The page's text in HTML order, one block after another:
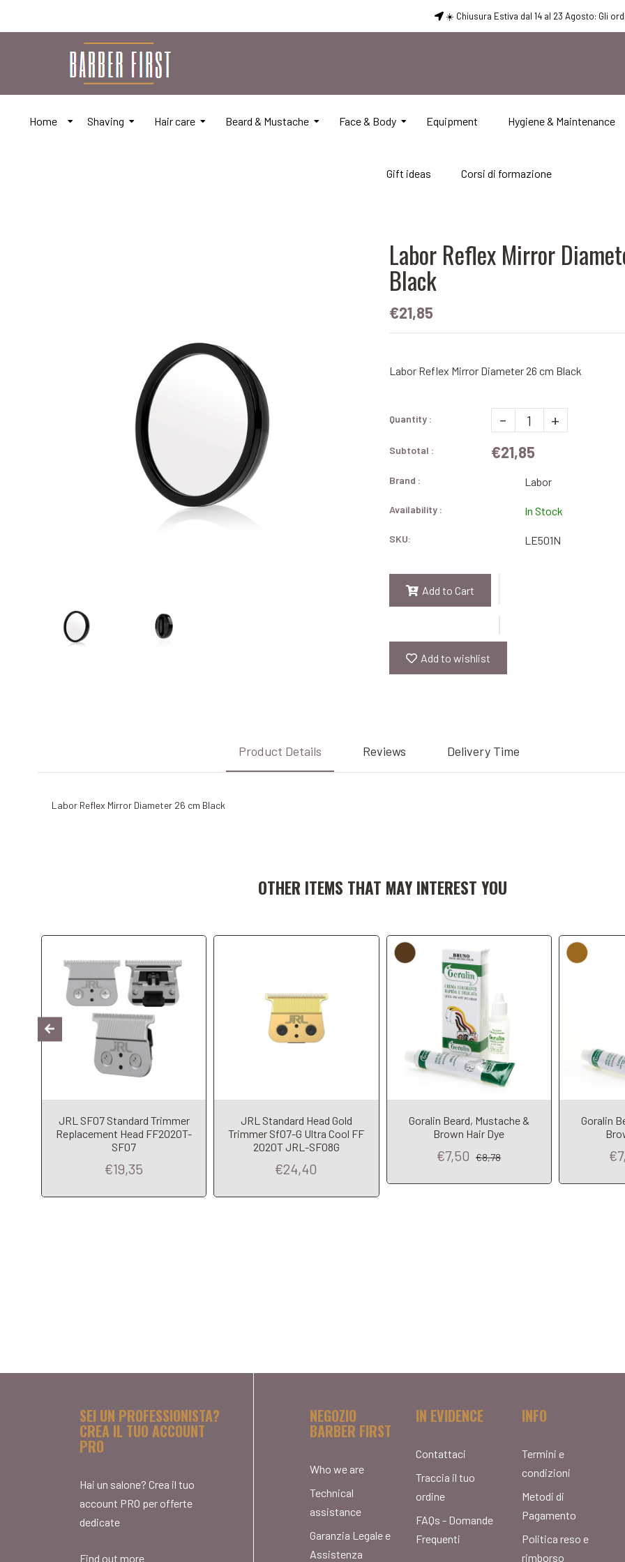
☀️ Chiusura Estiva dal 14 al 23 Agosto: Gli
Home Shaving Hair care Beard & Mustache Face & Body Equipment Hygiene & Maintenance
Gift ideas Corsi di formazione
Labor Reflex Mirror
Black
€21,85
Labor Reflex Mirror Diameter 26 cm Black
Quantity : - +
Subtotal : €21,85
Brand : Labor
Availability : In Stock
SKU: LE501N
Add to Cart
Add to wishlist
Product Details Reviews Delivery Time
Labor Reflex Mirror Diameter 26 cm Black
OTHER ITEMS THAT MAY INTEREST YOU
JRL SF07 Standard Trimmer
Replacement Head FF2020T-
SF07
€19,35
JRL Standard Head Gold
Trimmer Sf07-G Ultra Cool FF
2020T JRL-SF08G
€24,40
Goralin Beard, Mustache &
Brown Hair Dye
€7,50 €8,78
Goralin
SEI UN PROFESSIONISTA?
CREA IL TUO ACCOUNT
PRO
Hai un salone? Crea il tuo
account PRO per offerte
dedicate
Find out more
NEGOZIO
BARBER FIRST
Who we are
Technical
assistance
Garanzia Legale e
Assistenza
IN EVIDENCE
Contattaci
Traccia il tuo
ordine
FAQs - Domande
Frequenti
INFO
Termini e
condizioni
Metodi di
Pagamento
Politica reso e
rimborso